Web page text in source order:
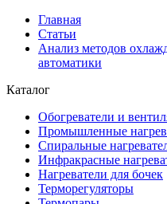
Главная
Статьи
Анализ методов
автоматики
Каталог
Обогреватели и
Промышленные
Спиральные
Инфракрасные
Нагреватели для бочек
Терморегуляторы